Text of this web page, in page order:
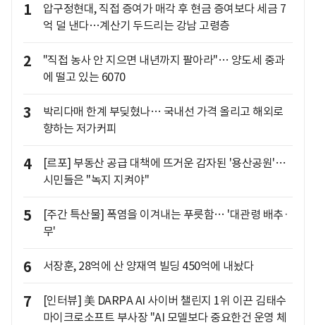
1
압구정현대, 직접 증여가 매각 후 현금 증여보다 세금 7
억 덜 낸다…계산기 두드리는 강남 고령층
2
"직접 농사 안 지으면 내년까지 팔아라"… 양도세 중과
에 떨고 있는 6070
3
박리다매 한계 부딪혔나… 국내선 가격 올리고 해외로
향하는 저가커피
4
[르포] 부동산 공급 대책에 뜨거운 감자된 '용산공원'…
시민들은 "녹지 지켜야"
5
[주간 특산물] 폭염을 이겨내는 푸릇함… '대관령 배추·
무'
6 서장훈, 28억에 산 양재역 빌딩 450억에 내놨다
7
[인터뷰] 美 DARPA AI 사이버 챌린지 1위 이끈 김태수
마이크로소프트 부사장 "AI 모델보다 중요한건 운영 체